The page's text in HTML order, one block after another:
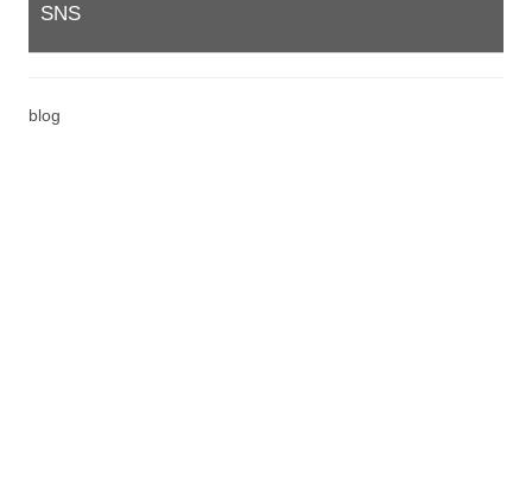
SNS
blog